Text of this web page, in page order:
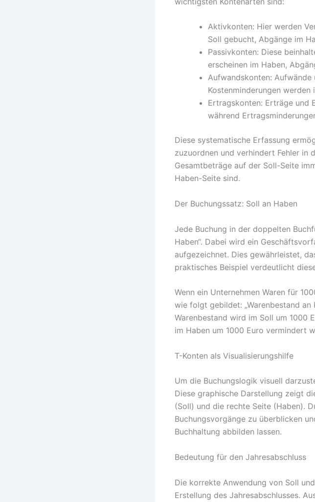
Aktivkonten: Hier werden
Soll gebucht, Abgänge im
Passivkonten: Diese
erscheinen im Haben,
Aufwandskonten:
Kostenminderungen werden
Ertragskonten: Erträge und
während
Diese systematische Erfassung
zuzuordnen und verhindert Fehler in
Gesamtbeträge auf der Soll-Seite
Haben-Seite sind.
Der Buchungssatz: Soll an Haben
Jede Buchung in der doppelten
Haben“. Dabei wird ein
aufgezeichnet. Dies gewährleistet,
praktisches Beispiel verdeutlicht
Wenn ein Unternehmen Waren für
wie folgt gebildet: „Warenbestand an
Warenbestand wird im Soll um 1000
im Haben um 1000 Euro vermindert
T-Konten als Visualisierungshilfe
Um die Buchungslogik visuell
Diese graphische Darstellung zeigt
(Soll) und die rechte Seite (Haben).
Buchungsvorgänge zu überblicken
Buchhaltung abbilden lassen.
Bedeutung für den Jahresabschluss
Die korrekte Anwendung von Soll
Erstellung des Jahresabschlusses.